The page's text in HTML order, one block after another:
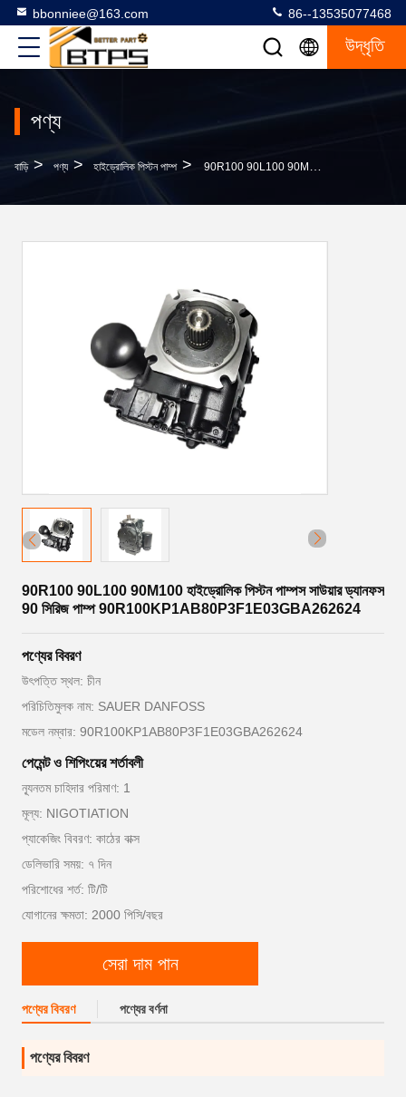
bbonniee@163.com 86--13535077468
উদ্ধৃতি
পণ্য
বাড়ি > পণ্য > হাইড্রোলিক পিস্টন পাম্প > 90R100 90L100 90M100 হাইড্রোলিক পিস্টন পাম্পস সাউয়ার ড্যানফস 90 সিরিজ পাম্প 90R100KP1AB80P3F1E03GBA262624
90R100 90L100 90M100 হাইড্রোলিক পিস্টন পাম্পস সাউয়ার ড্যানফস
90 সিরিজ পাম্প 90R100KP1AB80P3F1E03GBA262624
পণ্যের বিবরণ
উৎপত্তি স্থল: চীন
পরিচিতিমুলক নাম: SAUER DANFOSS
মডেল নম্বার: 90R100KP1AB80P3F1E03GBA262624
পেমেন্ট ও শিপিংয়ের শর্তাবলী
ন্যূনতম চাহিদার পরিমাণ: 1
মূল্য: NIGOTIATION
প্যাকেজিং বিবরণ: কাঠের বাক্স
ডেলিভারি সময়: ৭ দিন
পরিশোধের শর্ত: টি/টি
যোগানের ক্ষমতা: 2000 পিসি/বছর
সেরা দাম পান
পণ্যের বিবরণ পণ্যের বর্ণনা
পণ্যের বিবরণ